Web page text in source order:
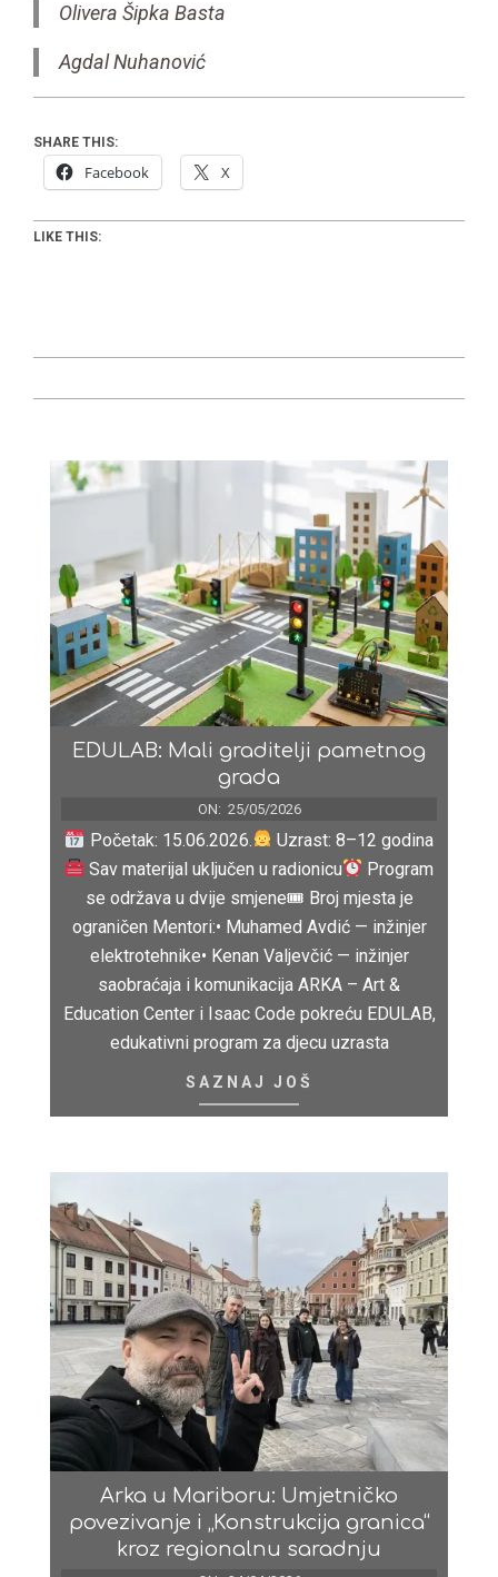
Olivera Šipka Basta
Agdal Nuhanović
SHARE THIS:
Facebook X
LIKE THIS:
07-
EDULAB: Mali graditelji pametnog
grada
ON: 25/05/2026
Početak: 15.06.2026.
Uzrast: 8–12 godina
Sav materijal uključen u radionicu
Program
se održava u dvije smjene🎟 Broj mjesta je
ograničen Mentori:• Muhamed Avdić — inžinjer
elektrotehnike• Kenan Valjevčić — inžinjer
saobraćaja i komunikacija ARKA – Art &
Education Center i Isaac Code pokreću EDULAB,
edukativni program za djecu uzrasta
SAZNAJ JOŠ
Arka u Mariboru: Umjetničko
povezivanje i „Konstrukcija granica“
kroz regionalnu saradnju